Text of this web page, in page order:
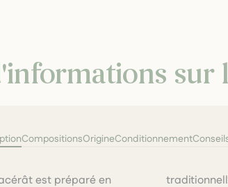
sur
CompositionsOrigineConditionnement
est préparé en
extrait les